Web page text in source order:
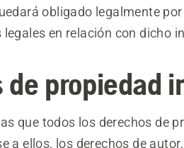
obligado legalmente
en relación con dicho
de propiedad
que todos los derechos de
a ellos, los derechos de